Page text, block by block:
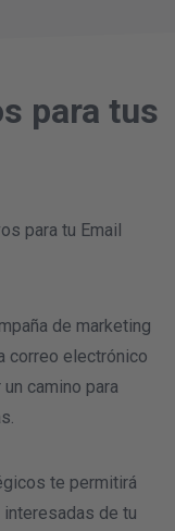
para tus
para tu Email
de marketing
correo electrónico
camino para
te permitirá
de tu